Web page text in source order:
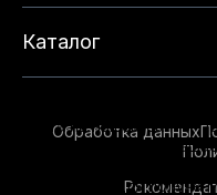
Каталог
Обработка данных
опыта на нашем сайте.
данный сайт, вы
технологий. Для